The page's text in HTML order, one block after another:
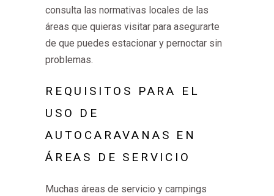
consulta las normativas locales de las
áreas que quieras visitar para asegurarte
de que puedes estacionar y pernoctar sin
problemas.
REQUISITOS PARA EL
USO DE
AUTOCARAVANAS EN
ÁREAS DE SERVICIO
Muchas áreas de servicio y campings